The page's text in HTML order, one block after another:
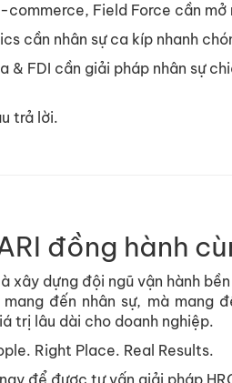
commerce, Field Force cần
cần nhân sự ca kíp nhanh
& FDI cần giải pháp nhân sự
trả lời.
đồng hành
xây dựng đội ngũ vận hành
đến nhân sự, mà mang
trị lâu dài cho doanh nghiệp.
Right Place. Real Results.